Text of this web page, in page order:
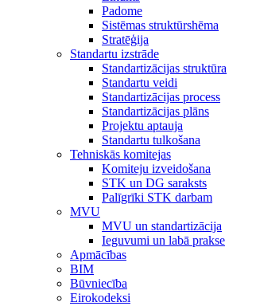
Padome
Sistēmas struktūrshēma
Stratēģija
Standartu izstrāde
Standartizācijas struktūra
Standartu veidi
Standartizācijas process
Standartizācijas plāns
Projektu aptauja
Standartu tulkošana
Tehniskās komitejas
Komiteju izveidošana
STK un DG saraksts
Palīgrīki STK darbam
MVU
MVU un standartizācija
Ieguvumi un labā prakse
Apmācības
BIM
Būvniecība
Eirokodeksi